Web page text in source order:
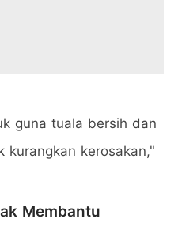
guna tuala bersih dan
kurangkan kerosakan,"
Membantu